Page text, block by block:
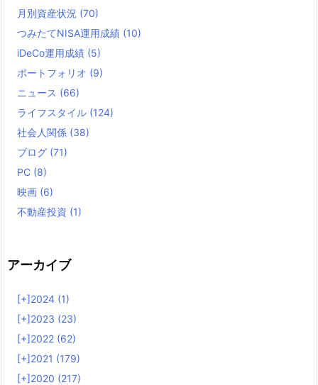
月別資産状況 (70)
つみたてNISA運用成績 (10)
iDeCo運用成績 (5)
ポートフォリオ (9)
ニュース (66)
ライフスタイル (124)
社会人関係 (38)
ブログ (71)
PC (8)
映画 (6)
不動産投資 (1)
アーカイブ
[+]2024 (1)
[+]2023 (23)
[+]2022 (62)
[+]2021 (179)
[+]2020 (217)